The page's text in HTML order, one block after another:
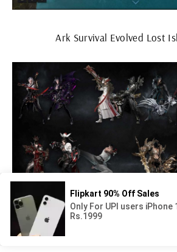
Ark Survival Evolved Lost